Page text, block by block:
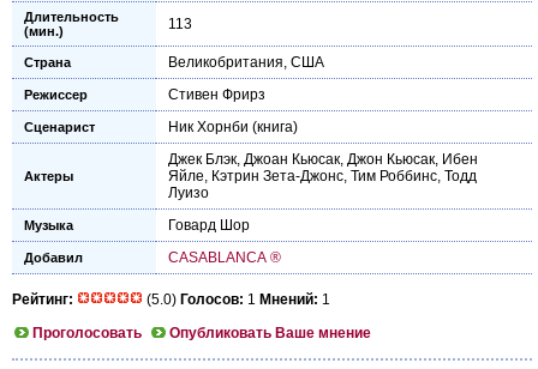
Длительность
(мин.)
113
Страна Великобритания, США
Режиссер Стивен Фрирз
Сценарист Ник Хорнби (книга)
Актеры
Джек Блэк, Джоан Кьюсак, Джон Кьюсак, Ибен
Яйле, Кэтрин Зета-Джонс, Тим Роббинс, Тодд
Луизо
Музыка Говард Шор
Добавил CASABLANCA ®
Рейтинг: (5.0) Голосов: 1 Мнений: 1
Проголосовать
Опубликовать Ваше мнение